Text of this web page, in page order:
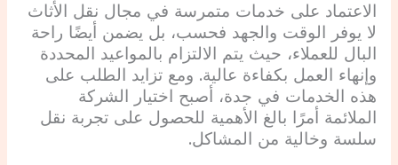
الاعتماد على خدمات متمرسة في مجال نقل الأثاث
لا يوفر الوقت والجهد فحسب، بل يضمن أيضًا راحة
البال للعملاء، حيث يتم الالتزام بالمواعيد المحددة
وإنهاء العمل بكفاءة عالية. ومع تزايد الطلب على
هذه الخدمات في جدة، أصبح اختيار الشركة
الملائمة أمرًا بالغ الأهمية للحصول على تجربة نقل
سلسة وخالية من المشاكل.